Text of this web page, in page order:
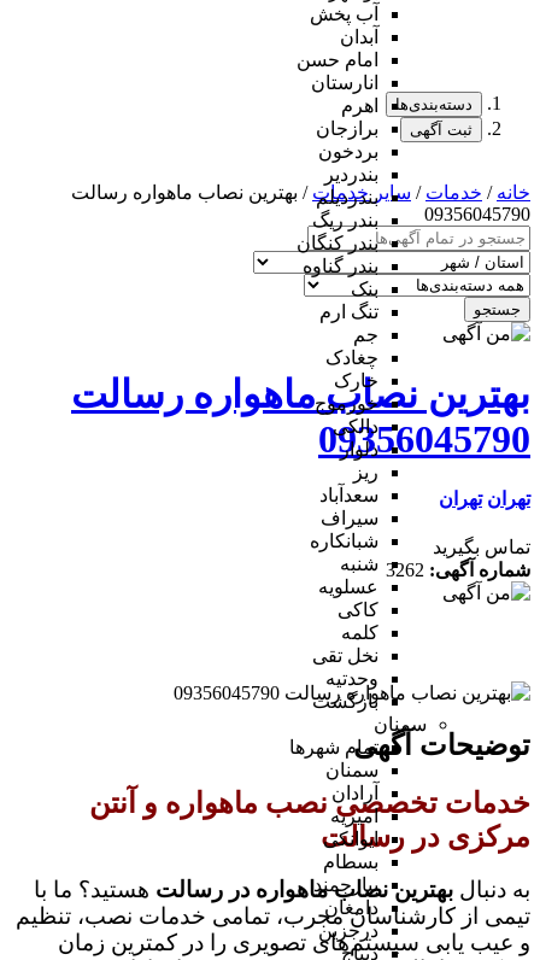
آب پخش
آبدان
امام حسن
انارستان
اهرم
برازجان
بردخون
بندردیر
بندردیلم
بندر ریگ
بندر کنگان
بندر گناوه
بنک
تنگ ارم
جم
چغادک
خارک
خورموج
دالکی
دلوار
ریز
سعدآباد
سیراف
شبانکاره
شنبه
عسلویه
کاکی
کلمه
نخل تقی
وحدتیه
بازگشت
سمنان
تمام شهر‌ها
سمنان
آرادان
امیریه
ایوانکی
بسطام
بیارجمند
دامغان
درجزین
دیباج
دسته‌بندی‌ها
ثبت آگهی
خانه/ خدمات/ سایر خدمات/ بهترین نصاب ماهواره رسالت
09356045790
جستجو
بهترین نصاب ماهواره رسالت
09356045790
تهران تهران
تماس بگیرید
شماره آگهی: 3262
توضیحات آگهی
خدمات تخصصی نصب ماهواره و آنتن
مرکزی در رسالت
به دنبال بهترین نصاب ماهواره در رسالتهستید؟ ما با
تیمی از کارشناسان مجرب، تمامی خدمات نصب، تنظیم
و عیب یابی سیستم‌های تصویری را در کمترین زمان